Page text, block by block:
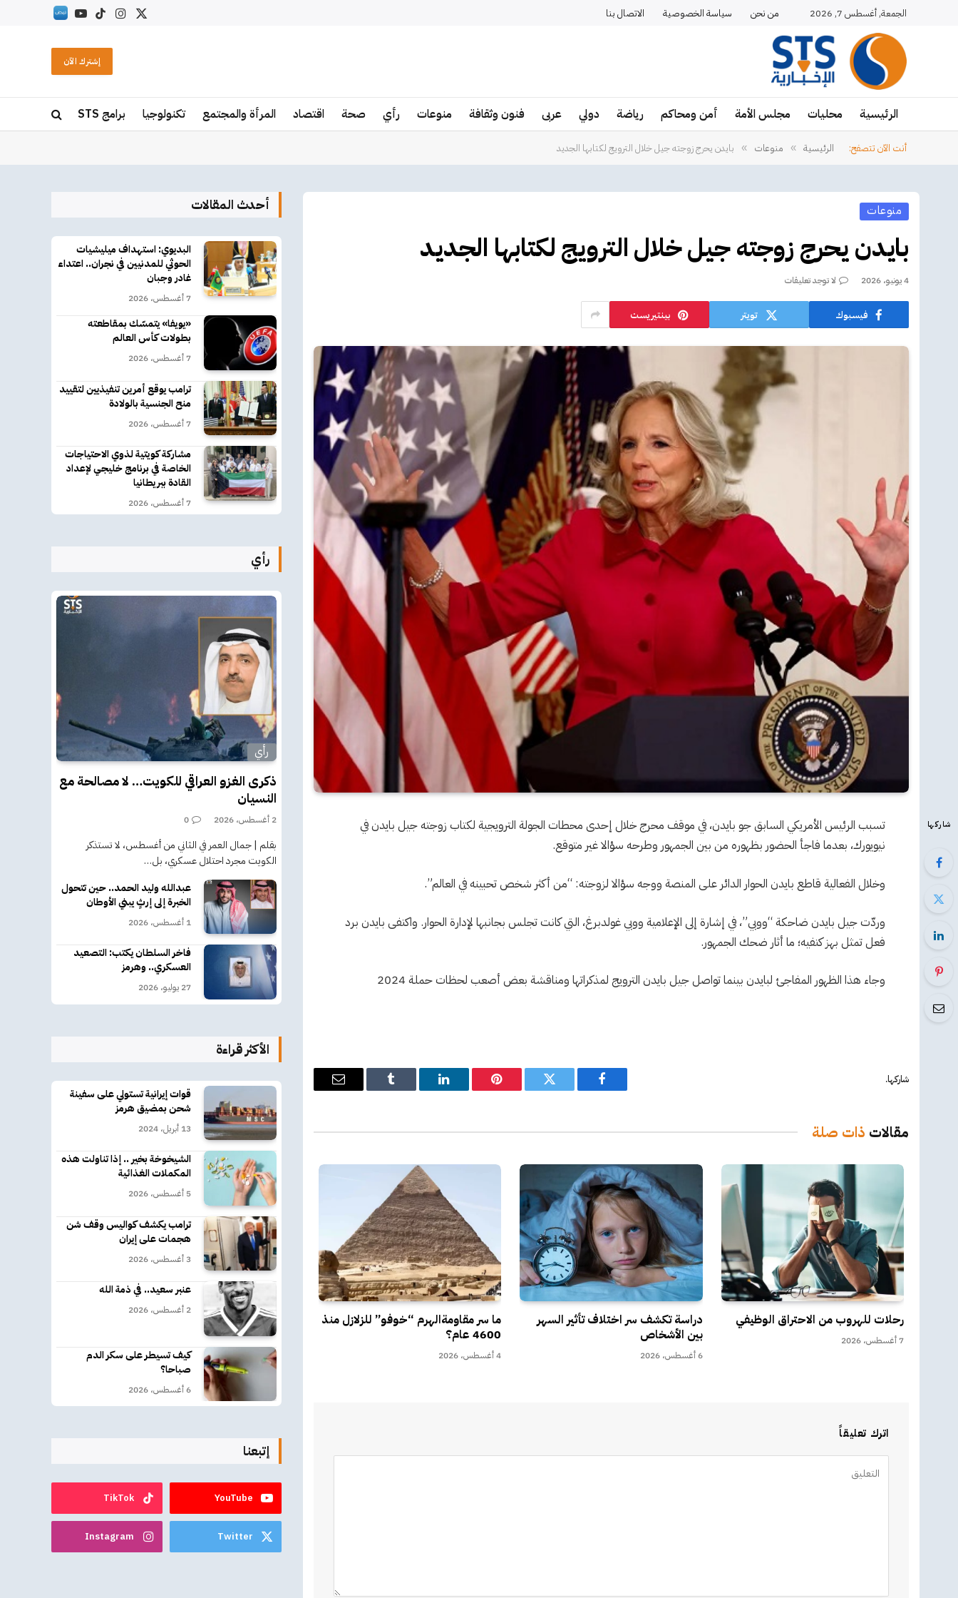
الجمعة, أغسطس 7, 2026 من نحن سياسة الخصوصية الاتصال بنا
X
الانستغرام
تيكتوكيوتيوب
RSS
إشترك الآن
الرئيسية محليات مجلس الأمة أمن ومحاكم رياضة دولي عربى فنون وثقافة منوعات رأي صحة اقتصاد المرأة والمجتمع تكنولوجيا برامج STS
أنت الآن تتصفح: الرئيسية » منوعات » بايدن يحرج زوجته جيل خلال الترويج لكتابها الجديد
منوعات
بايدن يحرج زوجته جيل خلال الترويج لكتابها الجديد
4 يونيو، 2026 لا توجد تعليقات
فيسبوك تويتر بينتيريست
شاركها
تسبب الرئيس الأمريكي السابق جو بايدن، في موقف محرج خلال إحدى محطات الجولة الترويجية لكتاب زوجته جيل بايدن في
نيويورك، بعدما فاجأ الحضور بظهوره من بين الجمهور وطرحه سؤالا غير متوقع.
وخلال الفعالية قاطع بايدن الحوار الدائر على المنصة ووجه سؤالا لزوجته: “من أكثر شخص تحبينه في العالم”.
وردّت جيل بايدن ضاحكة “ووبي”، في إشارة إلى الإعلامية ووبي غولدبرغ، التي كانت تجلس بجانبها لإدارة الحوار. واكتفى بايدن برد
فعل تمثل بهز كتفيه؛ ما أثار ضحك الجمهور.
وجاء هذا الظهور المفاجئ لبايدن بينما تواصل جيل بايدن الترويج لمذكراتها ومناقشة بعض أصعب لحظات حملة 2024
شاركها.
فيسبوك تويتر بينتيريستلينكدإن Tumblr
البريد
مقالات ذات صلة
رحلات للهروب من الاحتراق الوظيفي
7 أغسطس، 2026
دراسة تكشف سر اختلاف تأثير السهر
بين الأشخاص
6 أغسطس، 2026
ما سر مقاومةالهرم “خوفو” للزلازل منذ
4600 عام؟
4 أغسطس، 2026
اترك تعليقاً
أحدث المقالات
البديوي: استهداف ميليشيات
الحوثي للمدنيين في نجران.. اعتداء
غادر وجبان
7 أغسطس، 2026
«يويفا» يتمسّك بمقاطعته
بطولات كأس العالم
7 أغسطس، 2026
ترامب يوقع أمرين تنفيذيين لتقييد
منح الجنسية بالولادة
7 أغسطس، 2026
مشاركة كويتية لذوي الاحتياجات
الخاصة في برنامج خليجي لإعداد
القادة ببريطانيا
7 أغسطس، 2026
رأي
رأي
ذكرى الغزو العراقي للكويت… لا مصالحة مع
النسيان
2 أغسطس، 2026 0
بقلم | جمال العمر في الثاني من أغسطس، لا تستذكر
الكويت مجرد احتلال عسكري، بل…
عبدالله وليد الحمد.. حين تتحول
الخبرة إلى إرثٍ يبني الأوطان
1 أغسطس، 2026
فاخر السلطان يكتب: التصعيد
العسكري.. وهرمز
27 يوليو، 2026
الأكثر قراءة
قوات إيرانية تستولي على سفينة
شحن بمضيق هرمز
13 أبريل، 2024
الشيخوخة بخير .. إذا تناولت هذه
المكملات الغذائية
5 أغسطس، 2026
ترامب يكشف كواليس وقف شن
هجمات على إيران
3 أغسطس، 2026
عنبر سعيد.. في ذمة الله
2 أغسطس، 2026
كيف تسيطر على سكر الدم
صباحا؟
6 أغسطس، 2026
إتبعنا
YouTube
TikTok
Twitter
Instagram